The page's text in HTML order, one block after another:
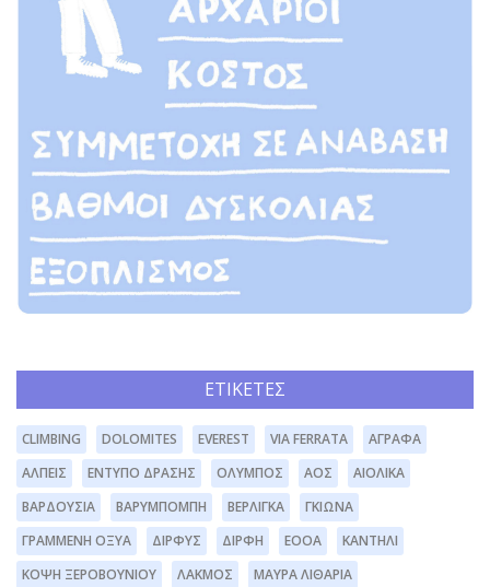
ΕΤΙΚΈΤΕΣ
CLIMBING DOLOMITES EVEREST VIA FERRATA
ΆΓΡΑΦΑ
ΆΛΠΕΙΣ
ΈΝΤΥΠΟ ΔΡΆΣΗΣ ΌΛΥΜΠΟΣ ΑΟΣ
ΑΙΟΛΙΚΆ
ΒΑΡΔΟΎΣΙΑ
ΒΑΡΥΜΠΌΜΠΗ ΒΕΡΛΊΓΚΑ
ΓΚΙΏΝΑ
ΓΡΑΜΜΈΝΗ ΟΞΥΆ
ΔΊΡΦΥΣ ΔΙΡΦΗ ΕΟΟΑ
ΚΑΝΤΉΛΙ
ΚΌΨΗ ΞΕΡΟΒΟΥΝΊΟΥ
ΛΆΚΜΟΣ ΜΑΥΡΑ ΛΙΘΆΡΙΑ